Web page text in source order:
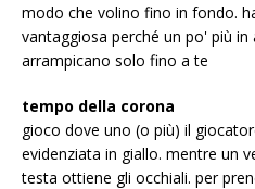
modo che volino fino in fondo.
vantaggiosa perché un po' più
arrampicano solo fino a te
tempo della corona
gioco dove uno (o più) il
evidenziata in giallo. mentre un
testa ottiene gli occhiali. per